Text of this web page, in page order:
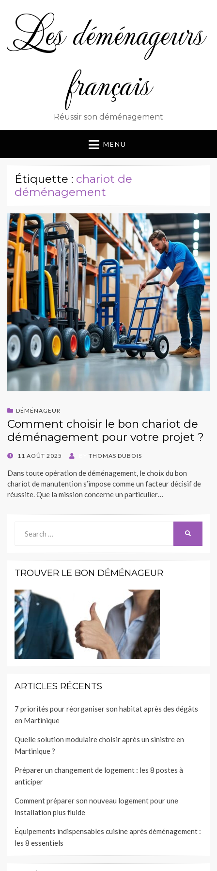
Les déménageurs
français
Réussir son déménagement
MENU
Étiquette : chariot de
déménagement
DÉMÉNAGEUR
Comment choisir le bon chariot de
déménagement pour votre projet ?
POSTED11 AOÛT 2025 THOMAS DUBOIS
Dans toute opération de déménagement, le choix du bon
chariot de manutention s’impose comme un facteur décisif de
réussite. Que la mission concerne un particulier…
for:
TROUVER LE BON DÉMÉNAGEUR
ARTICLES RÉCENTS
7 priorités pour réorganiser son habitat après des dégâts
en Martinique
Quelle solution modulaire choisir après un sinistre en
Martinique ?
Préparer un changement de logement : les 8 postes à
anticiper
Comment préparer son nouveau logement pour une
installation plus fluide
Équipements indispensables cuisine après déménagement :
les 8 essentiels